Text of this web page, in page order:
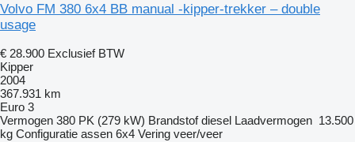
Volvo FM 380 6x4 BB manual -kipper-trekker – double
usage
€ 28.900 Exclusief BTW
Kipper
2004
367.931 km
Euro 3
Vermogen 380 PK (279 kW) Brandstof diesel Laadvermogen 13.500
kg Configuratie assen 6x4 Vering veer/veer